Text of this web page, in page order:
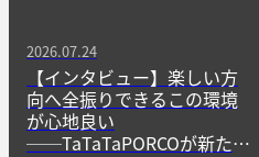
2026.07.24
【インタビュー】楽しい方
向へ全振りできるこの環境
が心地良い
──TaTaTaPORCOが新たに